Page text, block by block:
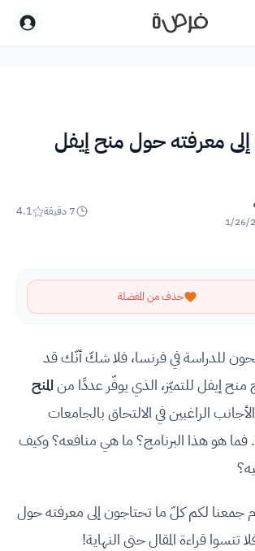
معرفته حول منح إيفل
1/26/
7 دقيقة 4.1
حذف من المفضلة
للدراسة في فرنسا، فلا شكّ أنّك قد
إيفل للتميّز، الذي يوفّر عددًا منالمنح
الراغبين في الالتحاق بالجامعات
فما هو هذا البرنامج؟ ما هي منافعه؟ وكيف
جمعنا لكم كلّ ما تحتاجون إلى معرفته حول
تنسوا قراءة المقال حتى النهاية!